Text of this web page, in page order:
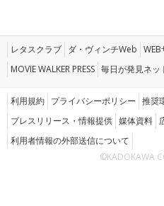
レタスクラブ ダ・ヴィンチWeb
MOVIE WALKER PRESS 毎日が発見ネッ
利用規約 プライバシーポリシー 推奨
プレスリリース・情報提供 媒体資料
利用者情報の外部送信について
©KADOKAWA